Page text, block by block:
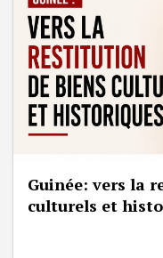
Guinée: vers la
culturels et